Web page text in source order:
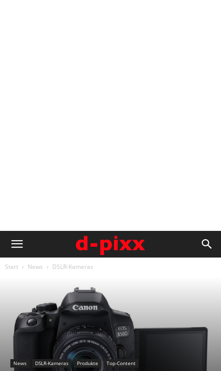
Start News DSLR-Kameras
News DSLR-Kameras Produkte Top-Content